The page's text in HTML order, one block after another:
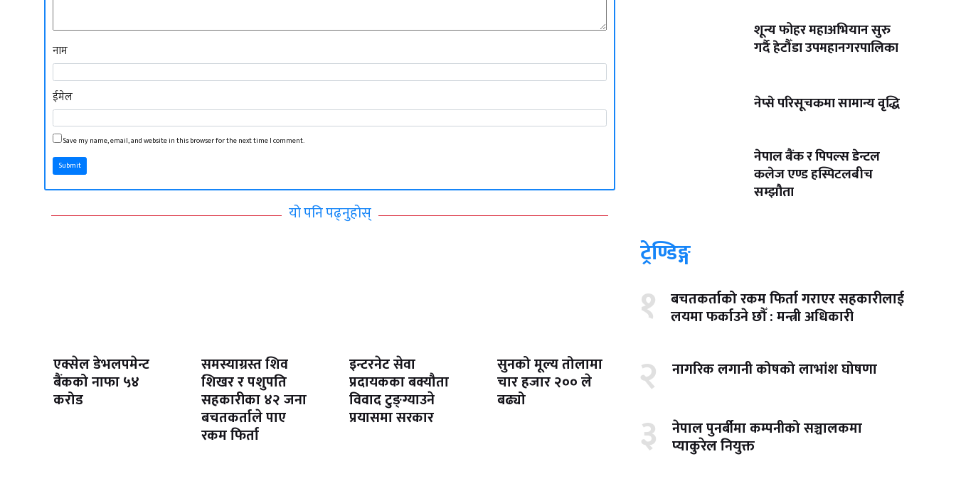
नाम
ईमेल
Save my name, email, and website in this browser for the next time I comment.
Submit
यो पनि पढ्नुहोस्
एक्सेल डेभलपमेन्ट
बैंकको नाफा ५४
करोड
समस्याग्रस्त शिव
शिखर र पशुपति
सहकारीका ४२ जना
बचतकर्ताले पाए
रकम फिर्ता
इन्टरनेट सेवा
प्रदायकका बक्यौता
विवाद टुङ्ग्याउने
प्रयासमा सरकार
सुनको मूल्य तोलामा
चार हजार २०० ले
बढ्यो
शून्य फोहर महाअभियान सुरु
गर्दै हेटौँडा उपमहानगरपालिका
नेप्से परिसूचकमा सामान्य वृद्धि
नेपाल बैंक र पिपल्स डेन्टल
कलेज एण्ड हस्पिटलबीच
सम्झौता
ट्रेण्डिङ्ग
१ बचतकर्ताको रकम फिर्ता गराएर सहकारीलाई
लयमा फर्काउने छौँ : मन्त्री अधिकारी
२ नागरिक लगानी कोषको लाभांश घोषणा
३ नेपाल पुनर्बीमा कम्पनीको सञ्चालकमा
प्याकुरेल नियुक्त